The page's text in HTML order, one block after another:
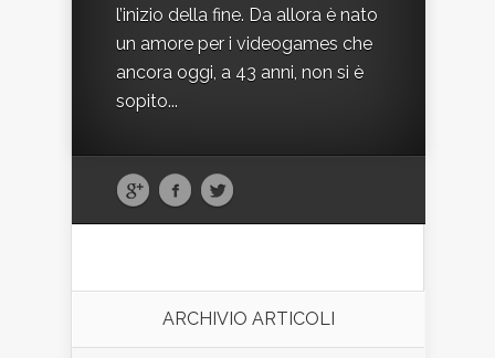
l’inizio della fine. Da allora è nato
un amore per i videogames che
ancora oggi, a 43 anni, non si è
sopito...
ARCHIVIO ARTICOLI